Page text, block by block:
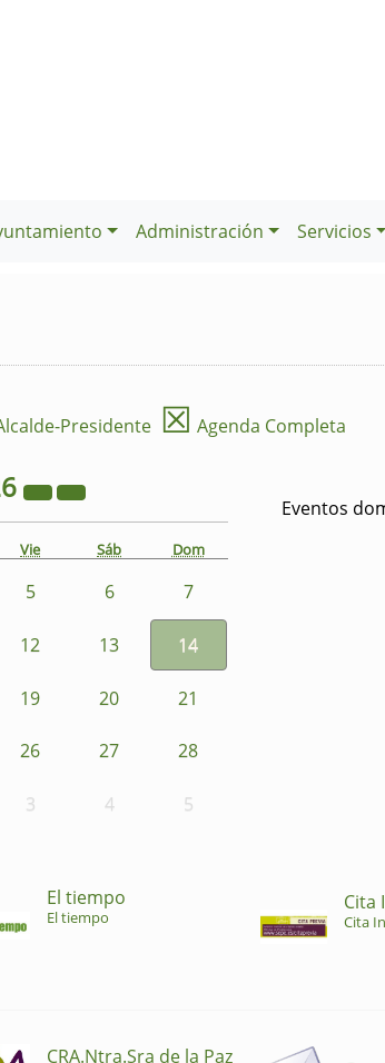
Administración Servicios
Presidente ☒ Agenda Completa
Vie Sáb Dom
5 6 7
12 13 14
19 20 21
26 27 28
3 4 5
Eventos
El tiempo
El tiempo
Cita
Cita
CRA.Ntra.Sra de la Paz